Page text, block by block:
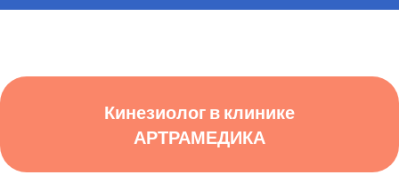
Кинезиолог в клинике
АРТРАМЕДИКА